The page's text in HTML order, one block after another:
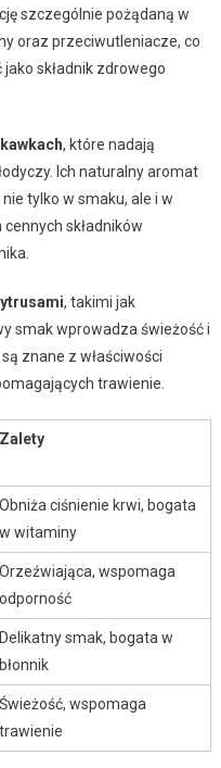
szczególnie pożądaną w
oraz przeciwutleniacze, co
składnik zdrowego
, które nadają
Ich naturalny aromat
tylko w smaku, ale i w
składników
, takimi jak
smak wprowadza świeżość i
znane z właściwości
trawienie.
Zalety
Obniża ciśnienie krwi, bogata
w witaminy
Orzeźwiająca, wspomaga
odporność
Delikatny smak, bogata w
błonnik
Świeżość, wspomaga
trawienie